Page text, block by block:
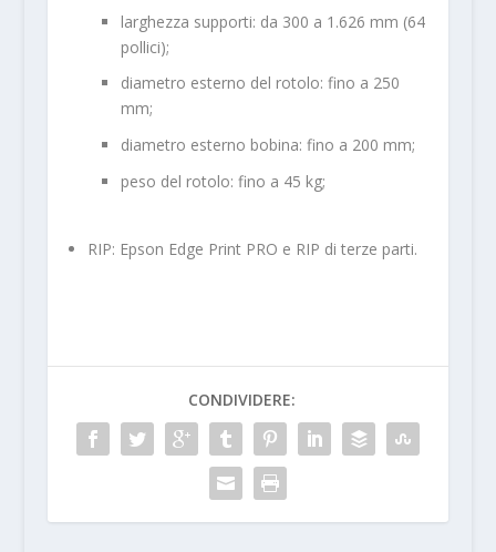
larghezza supporti: da 300 a 1.626 mm (64
pollici);
diametro esterno del rotolo: fino a 250
mm;
diametro esterno bobina: fino a 200 mm;
peso del rotolo: fino a 45 kg;
RIP: Epson Edge Print PRO e RIP di terze parti.
CONDIVIDERE: